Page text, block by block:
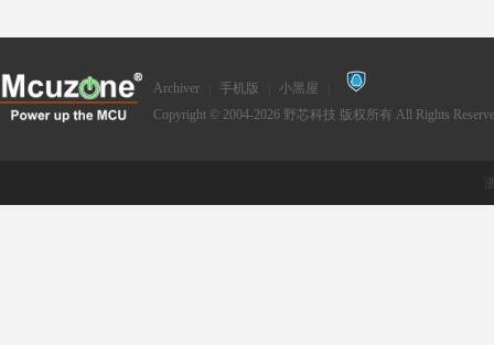
技
Archiver 手机版 小黑屋
Copyright © 2004-2026 野芯科技 版权所有 All Rights